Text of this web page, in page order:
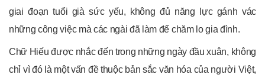
giai đoạn tuổi già sức yếu, không đủ năng lực gánh vác
những công việc mà các ngài đã làm để chăm lo gia đình.
Chữ Hiếu được nhắc đến trong những ngày đầu xuân, không
chỉ vì đó là một vấn đề thuộc bản sắc văn hóa của người Việt,